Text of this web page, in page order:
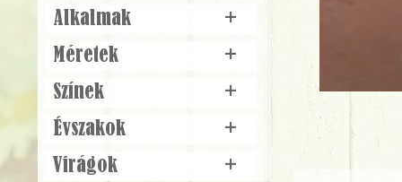
Alkalmak
+
Méretek
+
Színek
+
Évszakok
+
Virágok
+